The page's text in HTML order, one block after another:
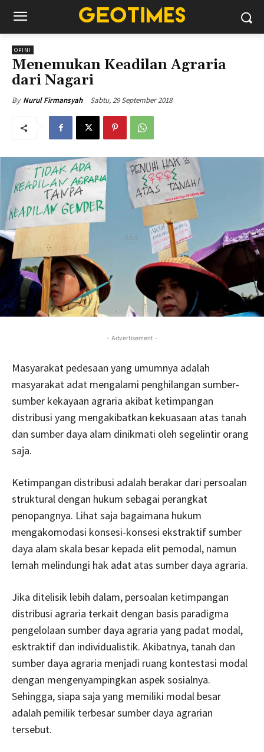
OPINI
Menemukan Keadilan Agraria
dari Nagari
By Nurul Firmansyah Sabtu, 29 September 2018
- Advertisement -
Masyarakat pedesaan yang umumnya adalah
masyarakat adat mengalami penghilangan sumber-
sumber kekayaan agraria akibat ketimpangan
distribusi yang mengakibatkan kekuasaan atas tanah
dan sumber daya alam dinikmati oleh segelintir orang
saja.
Ketimpangan distribusi adalah berakar dari persoalan
struktural dengan hukum sebagai perangkat
penopangnya. Lihat saja bagaimana hukum
mengakomodasi konsesi-konsesi ekstraktif sumber
daya alam skala besar kepada elit pemodal, namun
lemah melindungi hak adat atas sumber daya agraria.
Jika ditelisik lebih dalam, persoalan ketimpangan
distribusi agraria terkait dengan basis paradigma
pengelolaan sumber daya agraria yang padat modal,
esktraktif dan individualistik. Akibatnya, tanah dan
sumber daya agraria menjadi ruang kontestasi modal
dengan mengenyampingkan aspek sosialnya.
Sehingga, siapa saja yang memiliki modal besar
adalah pemilik terbesar sumber daya agrarian
tersebut.